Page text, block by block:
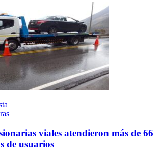
viales atendieron más de 66
de usuarios